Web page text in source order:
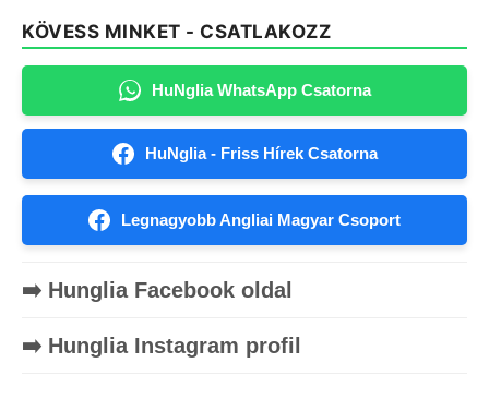
KÖVESS MINKET - CSATLAKOZZ
HuNglia WhatsApp Csatorna
HuNglia - Friss Hírek Csatorna
Legnagyobb Angliai Magyar Csoport
➡️ Hunglia Facebook oldal
➡️ Hunglia Instagram profil